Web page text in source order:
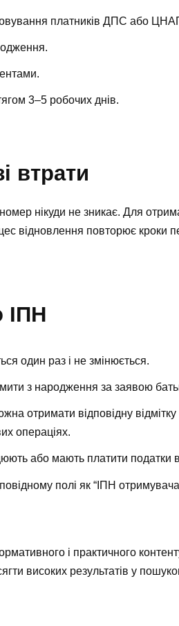
платників ДПС або
3–5 робочих днів.
втрати
нікуди не зникає. Для
відновлення повторює кроки
ІПН
один раз і не змінюється.
з народження за заявою
отримати відповідну відмітку
операціях.
або мають платити податки в
полі як “ІПН
і практичного
високих результатів у